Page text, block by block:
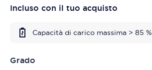
Incluso con il tuo acquisto
Capacità di carico massima > 85 %
Grado